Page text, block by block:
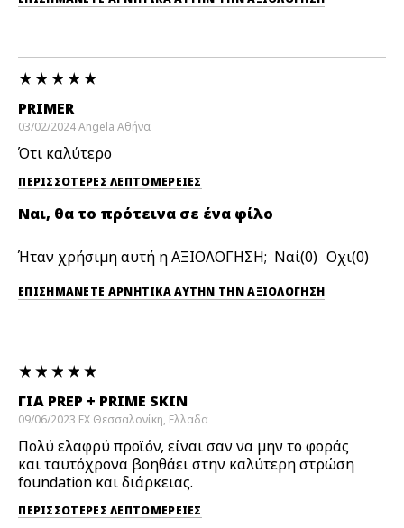
PRIMER
03/02/2024Angela Αθήνα
Ότι καλύτερο
ΠΕΡΙΣΣΌΤΕΡΕΣ ΛΕΠΤΟΜΈΡΕΙΕΣ
Ναι, θα το πρότεινα σε ένα φίλο
Ήταν χρήσιμη αυτή η ΑΞΙΟΛΟΓΗΣΗ; 0 0
ΕΠΙΣΗΜΆΝΕΤΕ ΑΡΝΗΤΙΚΆ ΑΥΤΉΝ ΤΗΝ ΑΞΙΟΛΟΓΗΣΗ
ΓΙΑ PREP + PRIME SKIN
09/06/2023 ΕΧ Θεσσαλονίκη, Ελλαδα
Πολύ ελαφρύ προϊόν, είναι σαν να μην το φοράς
και ταυτόχρονα βοηθάει στην καλύτερη στρώση
foundation και διάρκειας.
ΠΕΡΙΣΣΌΤΕΡΕΣ ΛΕΠΤΟΜΈΡΕΙΕΣ